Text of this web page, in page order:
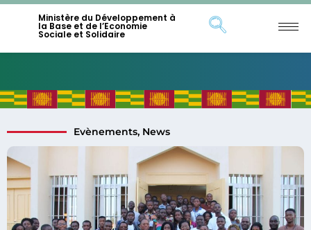
Ministère du Développement à
la Base et de l’Economie
Sociale et Solidaire
Evènements, News